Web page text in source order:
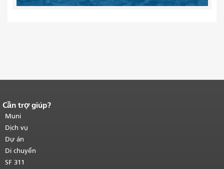
Kết thúc nội dung trang.
của trang này được lặp lại trên mọi
trang.Quay lại đầu trang nội dung
chính.
Cần trợ giúp?
Muni
Dịch vụ
Dự án
Di chuyển
SF 311